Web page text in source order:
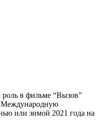
в фильме “Вызов”
Международную
или зимой 2021 года на